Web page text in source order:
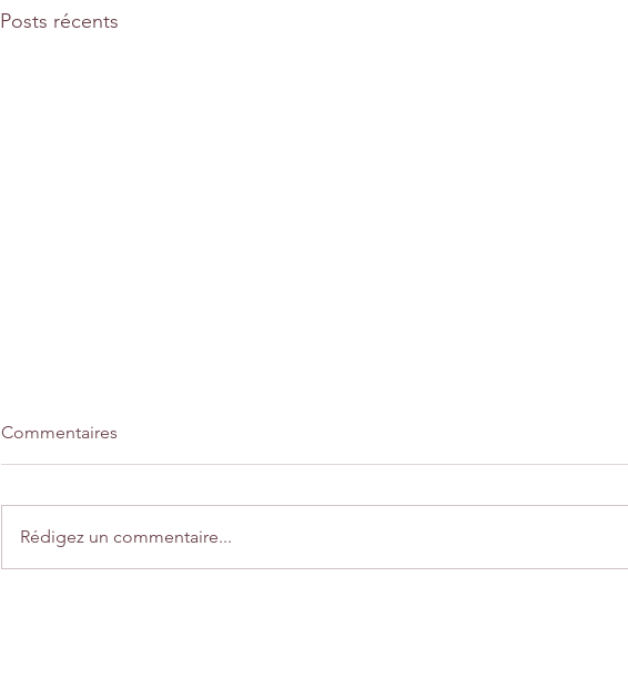
Posts récents
Commentaires
Rédigez un commentaire...